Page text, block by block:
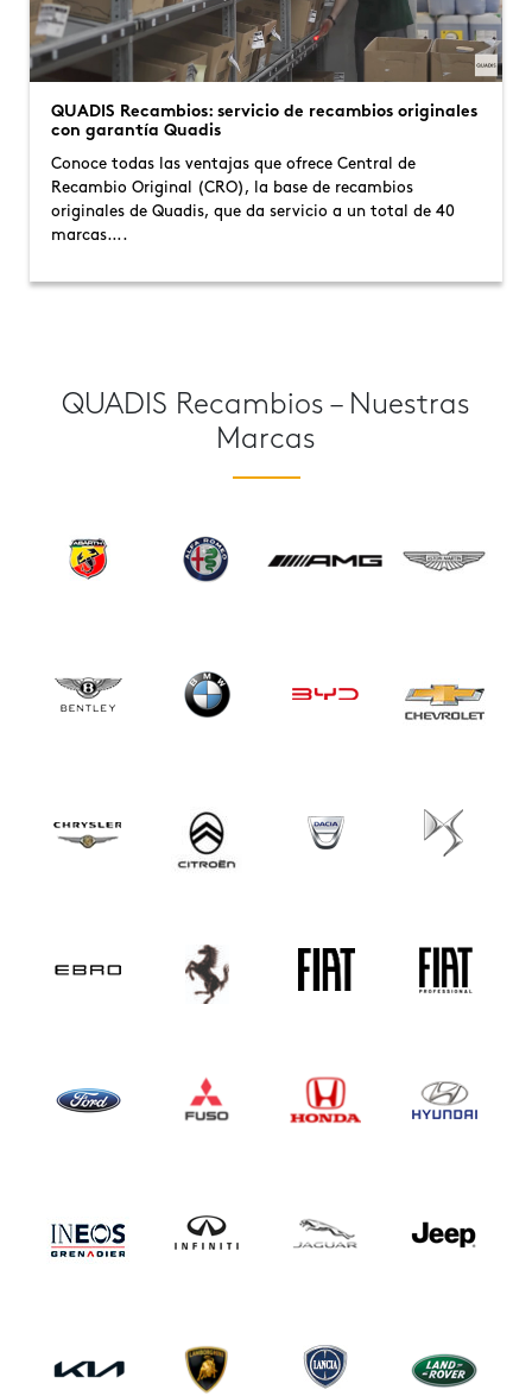
QUADIS Recambios: servicio de recambios originales
con garantía Quadis
Conoce todas las ventajas que ofrece Central de
Recambio Original (CRO), la base de recambios
originales de Quadis, que da servicio a un total de 40
marcas….
QUADIS Recambios – Nuestras
Marcas